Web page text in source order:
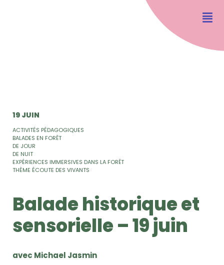
19 JUIN
ACTIVITÉS PÉDAGOGIQUES
BALADES EN FORÊT
DE JOUR
DE NUIT
EXPÉRIENCES IMMERSIVES DANS LA FORÊT
THÈME ÉCOUTE DES VIVANTS
Balade historique et
sensorielle – 19 juin
avec Michael Jasmin